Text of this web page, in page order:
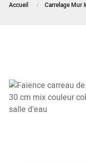
Accueil Carrelage Mur